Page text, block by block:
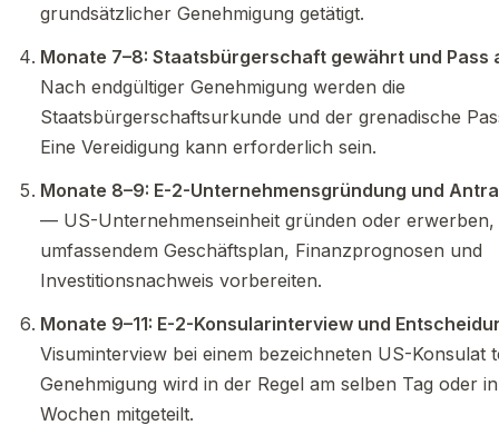
grundsätzlicher Genehmigung getätigt.
Monate 7–8: Staatsbürgerschaft gewährt und Pass
Nach endgültiger Genehmigung werden die
Staatsbürgerschaftsurkunde und der grenadische
Eine Vereidigung kann erforderlich sein.
Monate 8–9: E-2-Unternehmensgründung und
— US-Unternehmenseinheit gründen oder erwerben,
umfassendem Geschäftsplan, Finanzprognosen und
Investitionsnachweis vorbereiten.
Monate 9–11: E-2-Konsularinterview und
Visuminterview bei einem bezeichneten US-Konsulat
Genehmigung wird in der Regel am selben Tag oder
Wochen mitgeteilt.